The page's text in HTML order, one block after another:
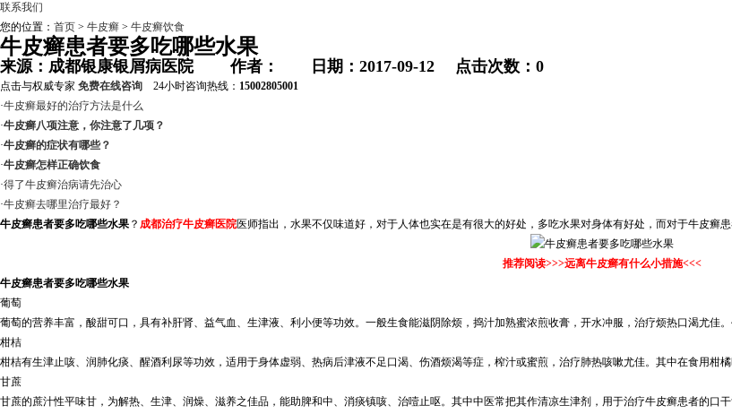
联系我们
您的位置： 首页 > 牛皮癣 > 牛皮癣饮食
牛皮癣患者要多吃哪些水果
来源：成都银康银屑病医院 作者： 日期：2017-09-12 点击次数：0
点击与权威专家 免费在线咨询 24小时咨询热线： 15002805001
·牛皮癣最好的治疗方法是什么
·牛皮癣八项注意，你注意了几项？
·牛皮癣的症状有哪些？
·牛皮癣怎样正确饮食
·得了牛皮癣治病请先治心
·牛皮癣去哪里治疗最好？
牛皮癣患者要多吃哪些水果 ？ 成都治疗牛皮癣医院医师指出，水果不仅味道好，对于人体也实在是有很大的好处，多吃水果对身体有好处，而对于牛皮癣
推荐阅读>>>远离牛皮癣有什么小措施<<<
牛皮癣患者要多吃哪些水果
葡萄
葡萄的营养丰富，酸甜可口，具有补肝肾、益气血、生津液、利小便等功效。一般生食能滋阴除烦，捣汁加熟蜜浓煎收膏，开水冲服，治疗烦热口渴尤佳
柑桔
柑桔有生津止咳、润肺化痰、醒酒利尿等功效，适用于身体虚弱、热病后津液不足口渴、伤酒烦渴等症，榨汁或蜜煎，治疗肺热咳嗽尤佳。其中在食用柑
甘蔗
甘蔗的蔗汁性平味甘，为解热、生津、润燥、滋养之佳品，能助脾和中、消痰镇咳、治噎止呕。其中中医常把其作清凉生津剂，用于治疗牛皮癣患者的口